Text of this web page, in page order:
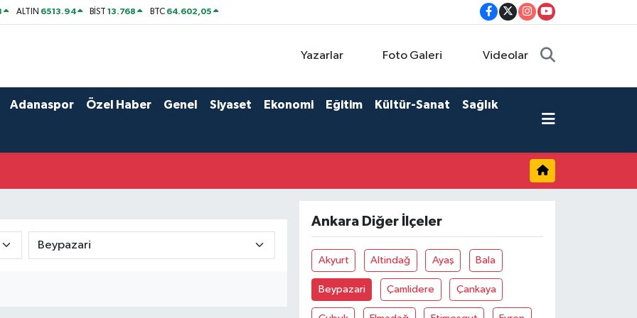
ALTIN 6513.94 BİST13.768 BTC 64.602,05
Yazarlar Foto Galeri Videolar
Adanaspor Özel Haber Genel Siyaset Ekonomi Eğitim Kültür-Sanat Sağlık
Ankara Diğer İlçeler
Akyurt Altindağ Ayaş Bala
Beypazari Çamlidere Çankaya